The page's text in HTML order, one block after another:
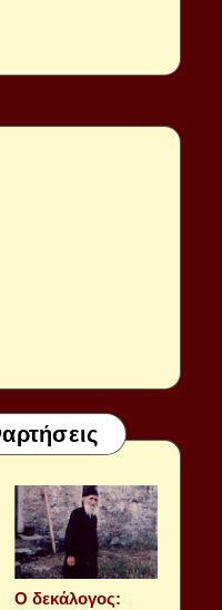
Ο δεκάλογος: